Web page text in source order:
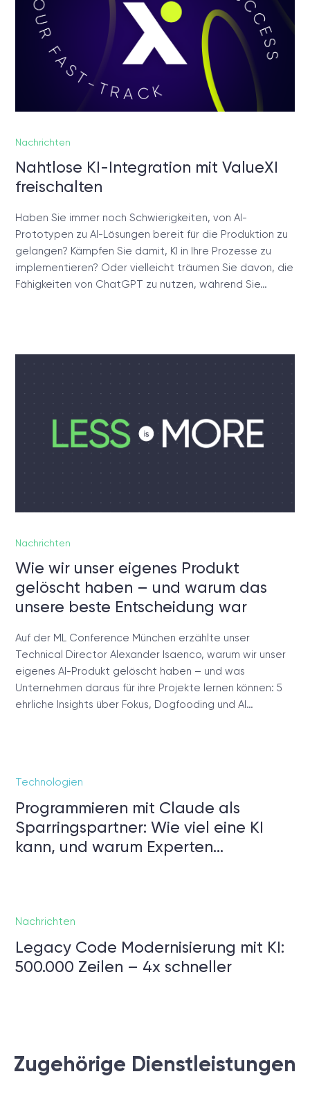
Nachrichten
Nahtlose KI-Integration mit ValueXI
freischalten
Haben Sie immer noch Schwierigkeiten, von AI-
Prototypen zu AI-Lösungen bereit für die Produktion zu
gelangen? Kämpfen Sie damit, KI in Ihre Prozesse zu
implementieren? Oder vielleicht träumen Sie davon, die
Fähigkeiten von ChatGPT zu nutzen, während Sie…
Nachrichten
Wie wir unser eigenes Produkt
gelöscht haben – und warum das
unsere beste Entscheidung war
Auf der ML Conference München erzählte unser
Technical Director Alexander Isaenco, warum wir unser
eigenes AI-Produkt gelöscht haben – und was
Unternehmen daraus für ihre Projekte lernen können: 5
ehrliche Insights über Fokus, Dogfooding und AI…
Technologien
Programmieren mit Claude als
Sparringspartner: Wie viel eine KI
kann, und warum Experten…
Nachrichten
Legacy Code Modernisierung mit KI:
500.000 Zeilen – 4x schneller
Zugehörige Dienstleistungen